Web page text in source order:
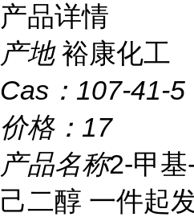
产品详情
产地 裕康化工
Cas： 107-41-5
价格： 17
产品名称2-甲
己二醇 一件起